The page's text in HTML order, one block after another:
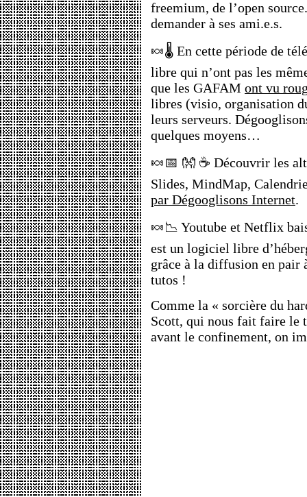
freemium, de l’open
demander à ses ami.e.s.
🍬🌡️ En cette période de
libre qui n’ont pas les
que les GAFAM ont vu
libres (visio, organisation
leurs serveurs.
quelques moyens…
🍬📅 👐 ☕ Découvrir les
Slides, MindMap,
par Dégooglisons Internet.
🍬📉 Youtube et Netflix
est un logiciel libre
grâce à la diffusion en pair
tutos !
Comme la « sorcière du
Scott, qui nous fait faire le
avant le confinement, on